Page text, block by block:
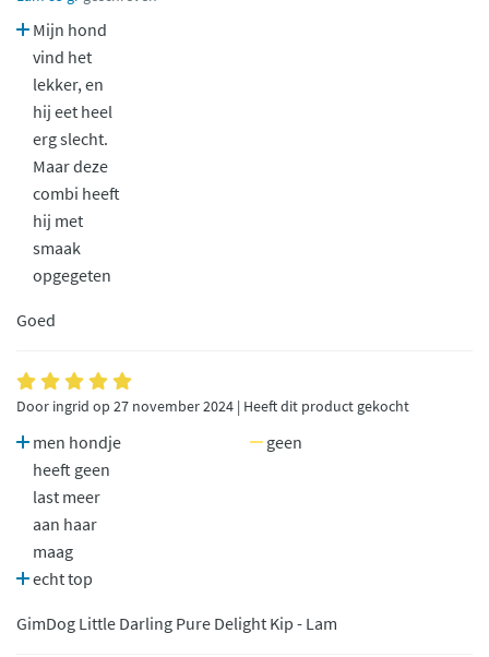
Mijn hond
vind het
lekker, en
hij eet heel
erg slecht.
Maar deze
combi heeft
hij met
smaak
opgegeten
Goed
Door ingrid op 27 november 2024 | Heeft dit product gekocht
men hondje
heeft geen
last meer
aan haar
maag
echt top
geen
GimDog Little Darling Pure Delight Kip - Lam